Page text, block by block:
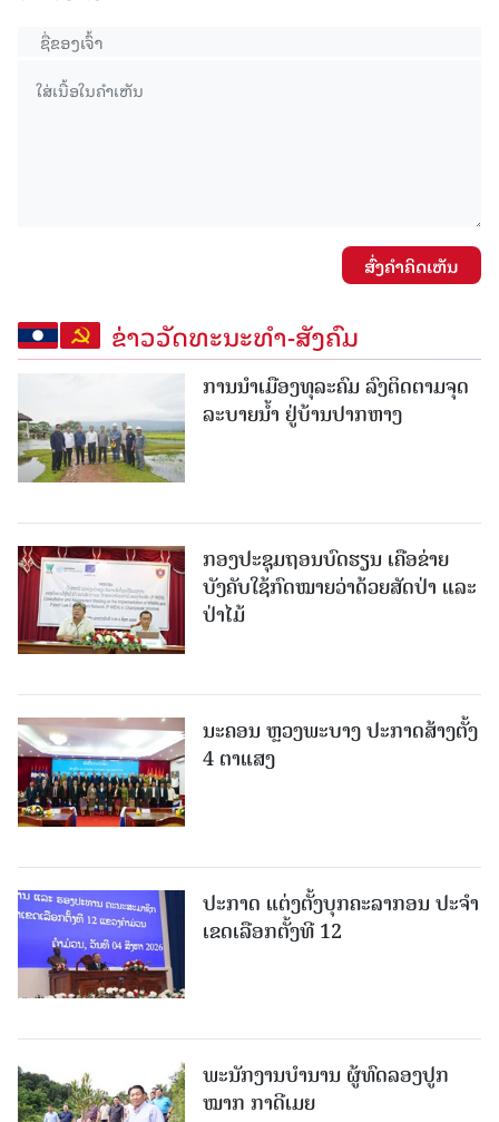
ສົ່ງຄໍາຄິດເຫັນ
ຂ່າວວັດທະນະທຳ-ສັງຄົມ
ການນໍາເມືອງທຸລະຄົມ ລົງຕິດຕາມຈຸດ
ລະບາຍນໍ້າ ຢູ່ບ້ານປາກຫາງ
ກອງປະຊຸມຖອນບົດຮຽນ ເຄືອຂ່າຍ
ບັງຄັບໃຊ້ກົດໝາຍວ່າດ້ວຍສັດປ່າ ແລະ
ປ່າໄມ້
ນະຄອນ ຫຼວງພະບາງ ປະ​ກາດ​ສ້າງ​ຕັ້ງ
4 ຕາແສງ
ປະກາດ ແຕ່ງຕັ້ງບຸກຄະລາກອນ ປະຈໍາ
ເຂດເລືອກຕັ້ງທີ 12
ພະ​ນັກ​ງານ​ບຳ​ນານ ​ຜູ້​ທົດລອງປູກ
ໝາກ ກາດີເມຍ